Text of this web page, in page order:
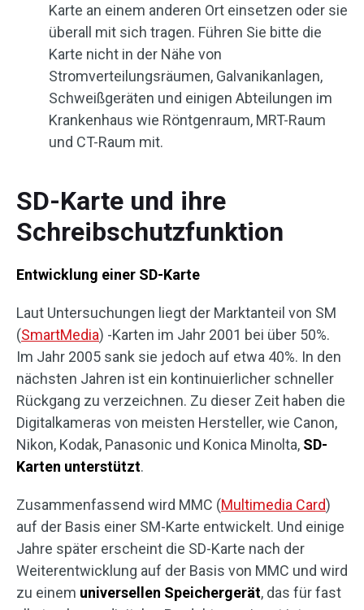
Karte an einem anderen Ort einsetzen oder sie
überall mit sich tragen. Führen Sie bitte die
Karte nicht in der Nähe von
Stromverteilungsräumen, Galvanikanlagen,
Schweißgeräten und einigen Abteilungen im
Krankenhaus wie Röntgenraum, MRT-Raum
und CT-Raum mit.
SD-Karte und ihre
Schreibschutzfunktion
Entwicklung einer SD-Karte
Laut Untersuchungen liegt der Marktanteil von SM
(SmartMedia) -Karten im Jahr 2001 bei über 50%.
Im Jahr 2005 sank sie jedoch auf etwa 40%. In den
nächsten Jahren ist ein kontinuierlicher schneller
Rückgang zu verzeichnen. Zu dieser Zeit haben die
Digitalkameras von meisten Hersteller, wie Canon,
Nikon, Kodak, Panasonic und Konica Minolta, SD-
Karten unterstützt.
Zusammenfassend wird MMC (Multimedia Card)
auf der Basis einer SM-Karte entwickelt. Und einige
Jahre später erscheint die SD-Karte nach der
Weiterentwicklung auf der Basis von MMC und wird
zu einem universellen Speichergerät, das für fast